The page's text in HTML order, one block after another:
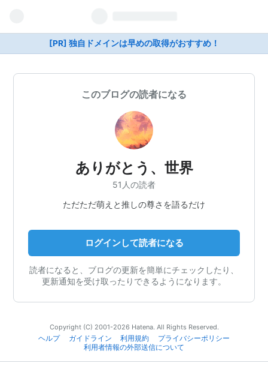
[PR] 独自ドメインは早めの取得がおすすめ！
このブログの読者になる
ありがとう、世界
51人の読者
ただただ萌えと推しの尊さを語るだけ
ログインして読者になる
読者になると、ブログの更新を簡単にチェックしたり、
更新通知を受け取ったりできるようになります。
Copyright (C) 2001-2026 Hatena. All Rights Reserved.
ヘルプ
ガイドライン 利用規約
プライバシーポリシー
利用者情報の外部送信について